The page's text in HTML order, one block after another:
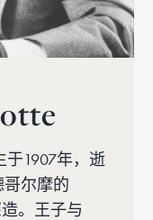
于1907年，逝
哥尔摩的
造。王子与